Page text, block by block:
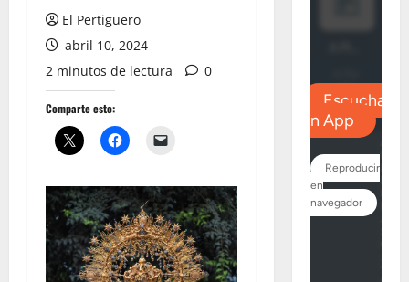
El Pertiguero
abril 10, 2024
2 minutos de lectura
0
Comparte esto: